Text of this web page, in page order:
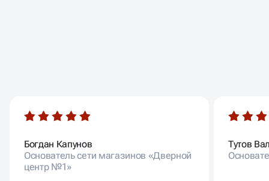
Богдан Капунов
Основатель сети магазинов «Дверной
центр №1»
Тутов